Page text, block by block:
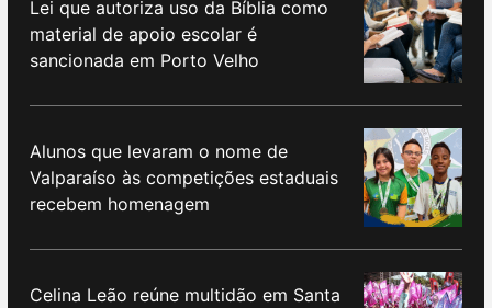
Lei que autoriza uso da Bíblia como
material de apoio escolar é
sancionada em Porto Velho
Alunos que levaram o nome de
Valparaíso às competições estaduais
recebem homenagem
Celina Leão reúne multidão em Santa